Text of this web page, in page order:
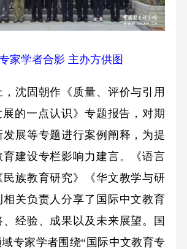
家学者合影 主办方供图
固朝作《质量、评价与引用
的一点认识》专题报告，对期
展等专题进行案例阐释，为提
育建设专栏影响力建言。《语言
族教育研究》《华文教学与研
相关负责人分享了国际中文教育
经验、成果以及未来展望。国
专家学者围绕“国际中文教育专